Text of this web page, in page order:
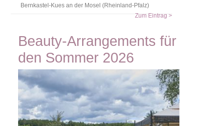
Bernkastel-Kues an der Mosel (Rheinland-Pfalz)
Zum Eintrag >
Beauty-Arrangements für
den Sommer 2026